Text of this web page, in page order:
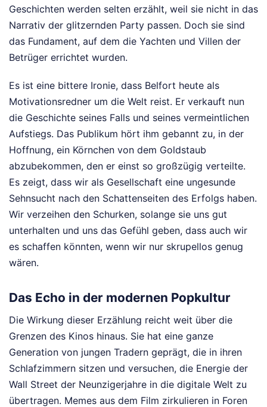
Geschichten werden selten erzählt, weil sie nicht in das
Narrativ der glitzernden Party passen. Doch sie sind
das Fundament, auf dem die Yachten und Villen der
Betrüger errichtet wurden.
Es ist eine bittere Ironie, dass Belfort heute als
Motivationsredner um die Welt reist. Er verkauft nun
die Geschichte seines Falls und seines vermeintlichen
Aufstiegs. Das Publikum hört ihm gebannt zu, in der
Hoffnung, ein Körnchen von dem Goldstaub
abzubekommen, den er einst so großzügig verteilte.
Es zeigt, dass wir als Gesellschaft eine ungesunde
Sehnsucht nach den Schattenseiten des Erfolgs haben.
Wir verzeihen den Schurken, solange sie uns gut
unterhalten und uns das Gefühl geben, dass auch wir
es schaffen könnten, wenn wir nur skrupellos genug
wären.
Das Echo in der modernen Popkultur
Die Wirkung dieser Erzählung reicht weit über die
Grenzen des Kinos hinaus. Sie hat eine ganze
Generation von jungen Tradern geprägt, die in ihren
Schlafzimmern sitzen und versuchen, die Energie der
Wall Street der Neunzigerjahre in die digitale Welt zu
übertragen. Memes aus dem Film zirkulieren in Foren